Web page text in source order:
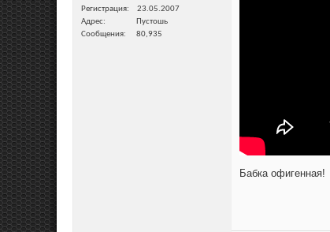
Регистрация
23.05.2007
Адрес
Пустошь
Сообщения
80,935
Бабка офигенная!